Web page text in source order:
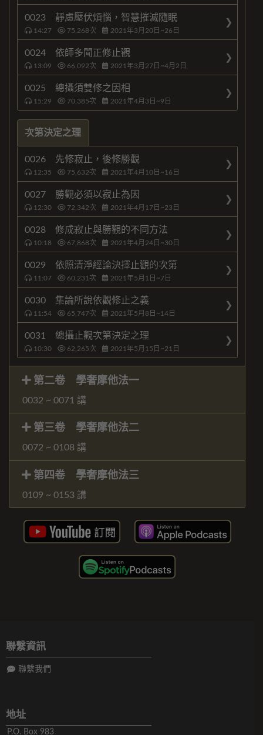
0023 靜慮壓伏煩惱，智慧摧滅隨眠
14:27 75,268次 2021年3月20日~26日
0024 依師多聞正修止觀
13:09 66,092次 2021年3月27日~4月2日
0025 總攝須雙修之因相
15:29 70,385次 2021年4月3日~9日
次第決定之理
0026 先修寂止，後修勝觀
12:35 75,632次 2021年4月10日~16日
0027 勝觀必須以寂止為因
12:30 72,342次 2021年4月17日~23日
0028 修成寂止與勝觀的不同方法
10:18 67,868次 2021年4月24日~30日
0029 依照清淨經論決擇止觀的次第
11:07 60,231 次 2021年5月1日~7日
0030 集論所說依觀修止之義
11:54 65,747次 2021年5月8日~14日
0031 總攝止觀次第決定之理
10:30 62,265次 2021年5月15日~21日
第二卷 學奢摩他法一
0032 ~ 0071 講
第三卷 學奢摩他法二
0072 ~ 0108 講
第四卷 學奢摩他法三
0109 ~ 0153 講
聯繫資訊
聯繫我們
地址
P.O. Box 983